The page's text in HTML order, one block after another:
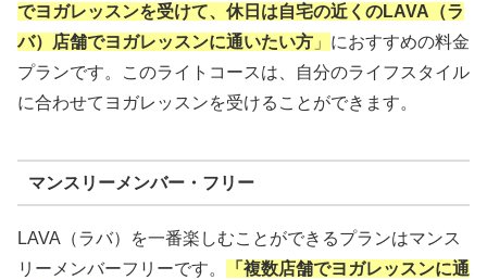
でヨガレッスンを受けて、休日は自宅の近くのLAVA（ラ
バ）店舗でヨガレッスンに通いたい方 」 におすすめの料金
プランです。このライトコースは、自分のライフスタイル
に合わせてヨガレッスンを受けることができます。
マンスリーメンバー・フリー
LAVA（ラバ）を一番楽しむことができるプランはマンス
リーメンバーフリーです。
「複数店舗でヨガレッスンに通